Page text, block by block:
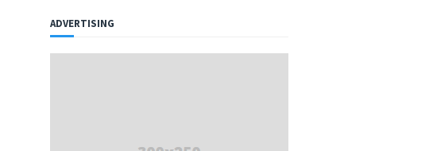
ADVERTISING